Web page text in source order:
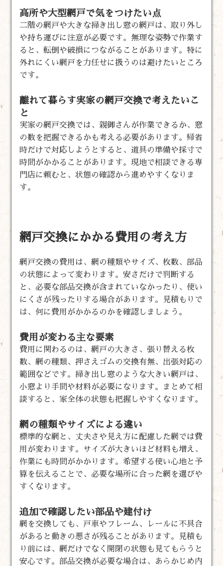
高所や大型網戸で気をつけたい点
二階の網戸や大きな掃き出し窓の網戸は、取り外し
や持ち運びに注意が必要です。無理な姿勢で作業す
ると、転倒や破損につながることがあります。特に
外れにくい網戸を力任せに扱うのは避けたいところ
です。
離れて暮らす実家の網戸交換で考えたいこ
と
実家の網戸交換では、親御さんが作業できるか、窓
の数を把握できるかも考える必要があります。帰省
時だけで対応しようとすると、道具の準備や採寸で
時間がかかることがあります。現地で相談できる専
門店に頼むと、状態の確認から進めやすくなりま
す。
網戸交換にかかる費用の考え方
網戸交換の費用は、網の種類やサイズ、枚数、部品
の状態によって変わります。安さだけで判断する
と、必要な部品交換が含まれていなかったり、使い
にくさが残ったりする場合があります。見積もりで
は、何に費用がかかるのかを確認しましょう。
費用が変わる主な要素
費用に関わるのは、網戸の大きさ、張り替える枚
数、網の種類、押さえゴムの交換有無、出張対応の
範囲などです。掃き出し窓のような大きい網戸は、
小窓より手間や材料が必要になります。まとめて相
談すると、家全体の状態も把握しやすくなります。
網の種類やサイズによる違い
標準的な網と、丈夫さや見え方に配慮した網では費
用が変わります。サイズが大きいほど材料も増え、
作業にも時間がかかります。希望する使い心地と予
算を伝えることで、必要な場所に合った網を選びや
すくなります。
追加で確認したい部品や建付け
網を交換しても、戸車やフレーム、レールに不具合
があると動きの悪さが残ることがあります。見積も
り前には、網だけでなく開閉の状態も見てもらうと
安心です。部品交換が必要な場合は、あらかじめ内